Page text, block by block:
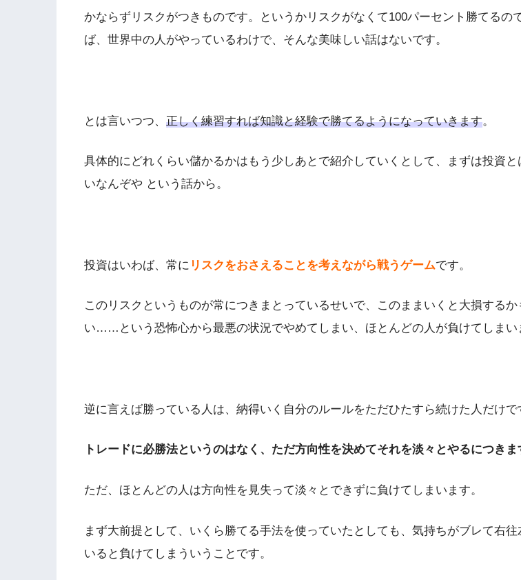
かならずリスクがつきものです。というかリスクがなくて100パーセント勝てるの
ば、世界中の人がやっているわけで、そんな美味しい話はないです。
とは言いつつ、 正しく練習すれば知識と経験で勝てるようになっていきます。
具体的にどれくらい儲かるかはもう少しあとで紹介していくとして、まずは投資と
いなんぞや という話から。
投資はいわば、常に リスクをおさえることを考えながら戦うゲームです。
このリスクというものが常につきまとっているせいで、このままいくと大損するか
い……という恐怖心から最悪の状況でやめてしまい、ほとんどの人が負けてしまい
逆に言えば勝っている人は、納得いく自分のルールをただひたすら続けた人だけで
トレードに必勝法というのはなく、ただ方向性を決めてそれを淡々とやるにつきま
ただ、ほとんどの人は方向性を見失って淡々とできずに負けてしまいます。
まず大前提として、いくら勝てる手法を使っていたとしても、気持ちがブレて右往
いると負けてしまういうことです。